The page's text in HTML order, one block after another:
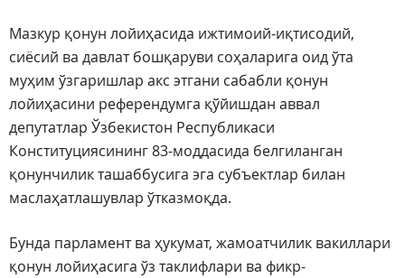
Мазкур қонун лойиҳасида ижтимоий-иқтисодий,
сиёсий ва давлат бошқаруви соҳаларига оид ўта
муҳим ўзгаришлар акс этгани сабабли қонун
лойиҳасини референдумга қўйишдан аввал
депутатлар Ўзбекистон Республикаси
Конституциясининг 83-моддасида белгиланган
қонунчилик ташаббусига эга субъектлар билан
маслаҳатлашувлар ўтказмоқда.
Бунда парламент ва ҳукумат, жамоатчилик вакиллари
қонун лойиҳасига ўз таклифлари ва фикр-